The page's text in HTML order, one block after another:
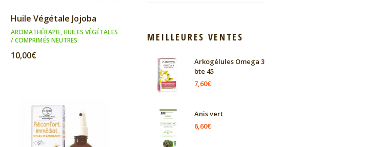
Huile Végétale Jojoba
AROMATHÉRAPIE,HUILES VÉGÉTALES
/ COMPRIMÉS NEUTRES
10,00€
MEILLEURES VENTES
Arkogélules Omega 3
bte 45
7,60€
Anis vert
6,60€